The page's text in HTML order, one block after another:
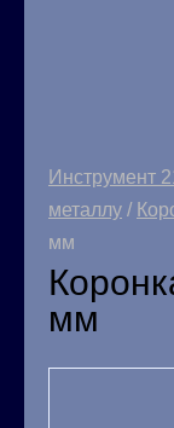
Инструмент
металлу /
мм
мм